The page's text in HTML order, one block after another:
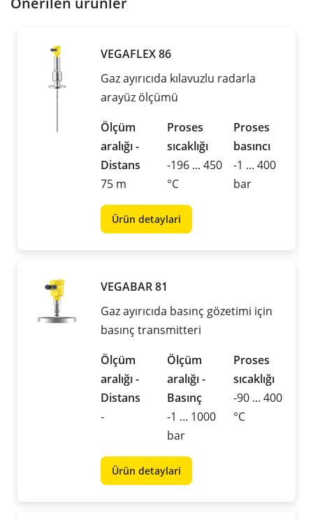
VEGAFLEX 86
Gaz ayırıcıda kılavuzlu radarla
arayüz ölçümü
Ölçüm
aralığı -
Distans
75 m
Proses
sıcaklığı
-196 ... 450
°C
Proses
basıncı
-1 ... 400
bar
Ürün detaylari
VEGABAR 81
Gaz ayırıcıda basınç gözetimi için
basınç transmitteri
Ölçüm
aralığı -
Distans
-
Ölçüm
aralığı -
Basınç
-1 ... 1000
bar
Proses
sıcaklığı
-90 ... 400
°C
Ürün detaylari